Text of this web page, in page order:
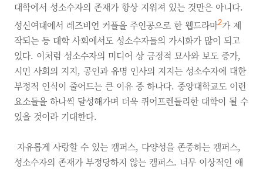
대학에서 성소수자의 존재가 항상 지워져 있는 것만은 아니다.
성신여대에서 레즈비언 커플을 주인공으로 한 웹드라마2가 제
작되는 등 대학 사회에서도 성소수자들의 가시화가 많이 되고
있다. 이처럼 성소수자의 미디어 상 긍정적 묘사와 보도 증가,
시민 사회의 지지, 공인과 유명 인사의 지지는 성소수자에 대한
부정적 인식이 줄어드는 큰 이유 중 하나다. 중앙대학교도 이런
요소들을 하나씩 달성해가며 더욱 퀴어프렌들리한 대학이 될 수
있을 것이라 기대한다.
자유롭게 사랑할 수 있는 캠퍼스, 다양성을 존중하는 캠퍼스,
성소수자의 존재가 부정당하지 않는 캠퍼스. 너무 이상적인 얘